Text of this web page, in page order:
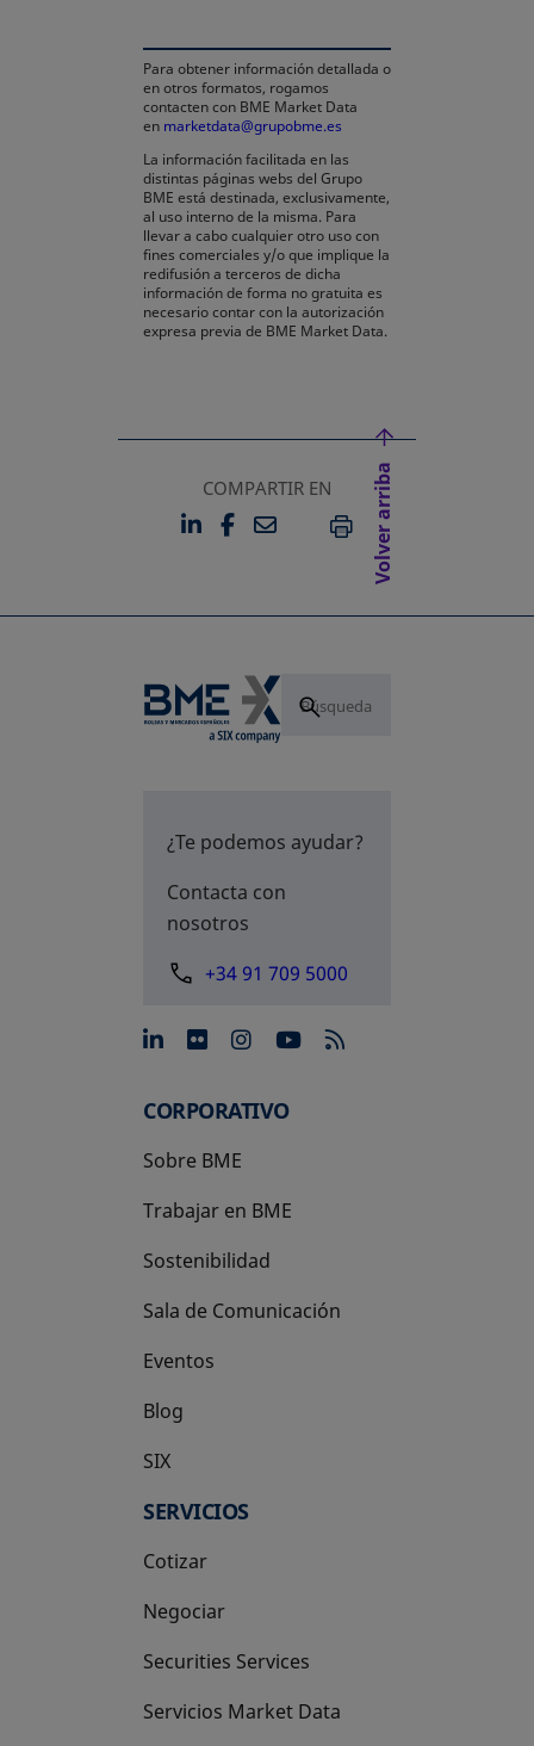
Para obtener información detallada o
en otros formatos, rogamos
contacten con BME Market Data
en marketdata@grupobme.es
La información facilitada en las
distintas páginas webs del Grupo
BME está destinada, exclusivamente,
al uso interno de la misma. Para
llevar a cabo cualquier otro uso con
fines comerciales y/o que implique la
redifusión a terceros de dicha
información de forma no gratuita es
necesario contar con la autorización
expresa previa de BME Market Data.
COMPARTIR EN
LINKEDIN
SE ABRE EN UNA PESTAÑA
FACEBOOK
SE ABRE EN UNA
EMAILIMPRIMIR
Volver arriba
¿Te podemos ayudar?
Contacta con
nosotros
+34 91 709 5000
se abre en una pestaña
se abre en una pestaña
se abre en una
se abre en una
CORPORATIVO
Sobre BME
Trabajar en BME
Sostenibilidad
Sala de Comunicación
Eventos
Blog
SIX
se abre en una pestaña nueva
SERVICIOS
Cotizar
Negociar
Securities Services
Servicios Market Data